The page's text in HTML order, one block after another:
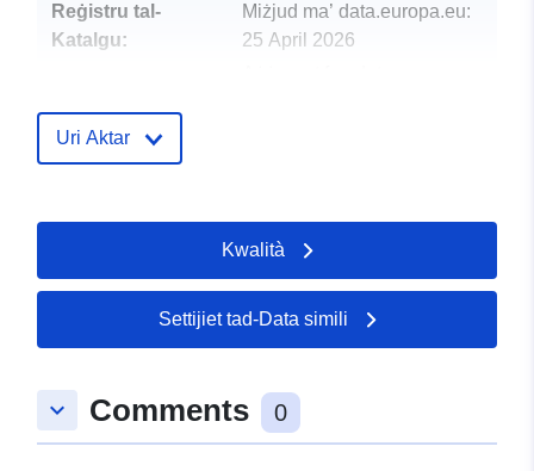
Reġistru tal-
Katalgu:
Miżjud ma’ data.europa.eu:
25 April 2026
Identifikaturi:
Oħra:
https://eakte.rlp.de/coo-
2298-102-2-2294485
Uri Aktar
Kwalità
Settijiet tad-Data simili
keyboard_arrow_down Comments 0